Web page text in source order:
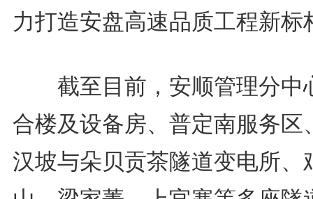
力打造安盘高速品质工程新标
截至目前，安顺管理分中
合楼及设备房、普定南服务区
汉坡与朵贝贡茶隧道变电所、